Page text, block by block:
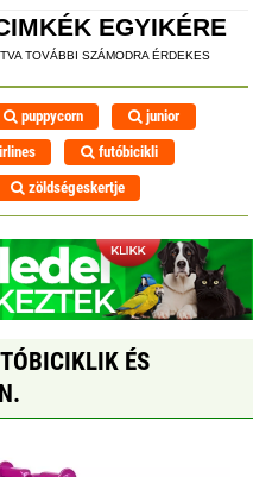
EGYIKÉRE
TOVÁBBI SZÁMODRA ÉRDEKES
puppycorn
junior
futóbicikli
zöldségeskertje
ÉS